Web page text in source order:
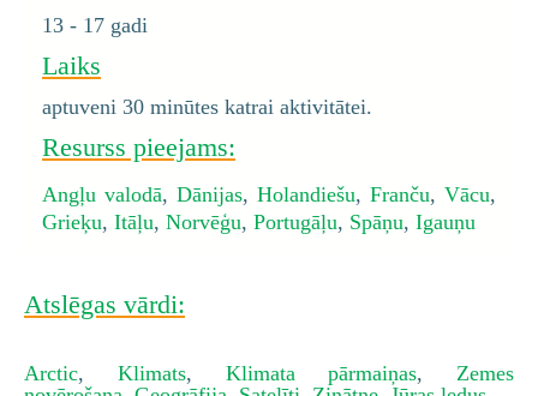
13 - 17 gadi
Laiks
aptuveni 30 minūtes katrai aktivitātei.
Resurss pieejams:
Angļu valodā, Dānijas, Holandiešu, Franču, Vācu,
Grieķu, Itāļu, Norvēģu, Portugāļu, Spāņu, Igauņu
Atslēgas vārdi:
Arctic, Klimats, Klimata pārmaiņas, Zemes